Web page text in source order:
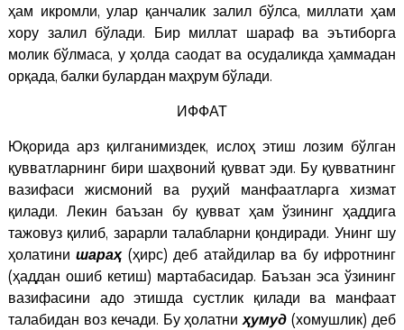
ҳам икромли, улар қанчалик залил бўлса, миллати ҳам
хору залил бўлади. Бир миллат шараф ва эътиборга
молик бўлмаса, у ҳолда саодат ва осудаликда ҳаммадан
орқада, балки булардан маҳрум бўлади.
ИФФАТ
Юқорида арз қилганимиздек, ислоҳ этиш лозим бўлган
қувватларнинг бири шаҳвоний қувват эди. Бу қувватнинг
вазифаси жисмоний ва руҳий манфаатларга хизмат
қилади. Лекин баъзан бу қувват ҳам ўзининг ҳаддига
тажовуз қилиб, зарарли талабларни қондиради. Унинг шу
ҳолатинишараҳ(ҳирс) деб атайдилар ва бу ифротнинг
(ҳаддан ошиб кетиш) мартабасидар. Баъзан эса ўзининг
вазифасини адо этишда сустлик қилади ва манфаат
талабидан воз кечади. Бу ҳолатниҳумуд (хомушлик) деб